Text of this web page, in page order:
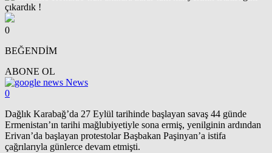
0
BEĞENDİM
ABONE OL
News
0
Dağlık Karabağ’da 27 Eylül tarihinde başlayan savaş 44 günde
Ermenistan’ın tarihi mağlubiyetiyle sona ermiş, yenilginin ardından
Erivan’da başlayan protestolar Başbakan Paşinyan’a istifa
çağrılarıyla günlerce devam etmişti.